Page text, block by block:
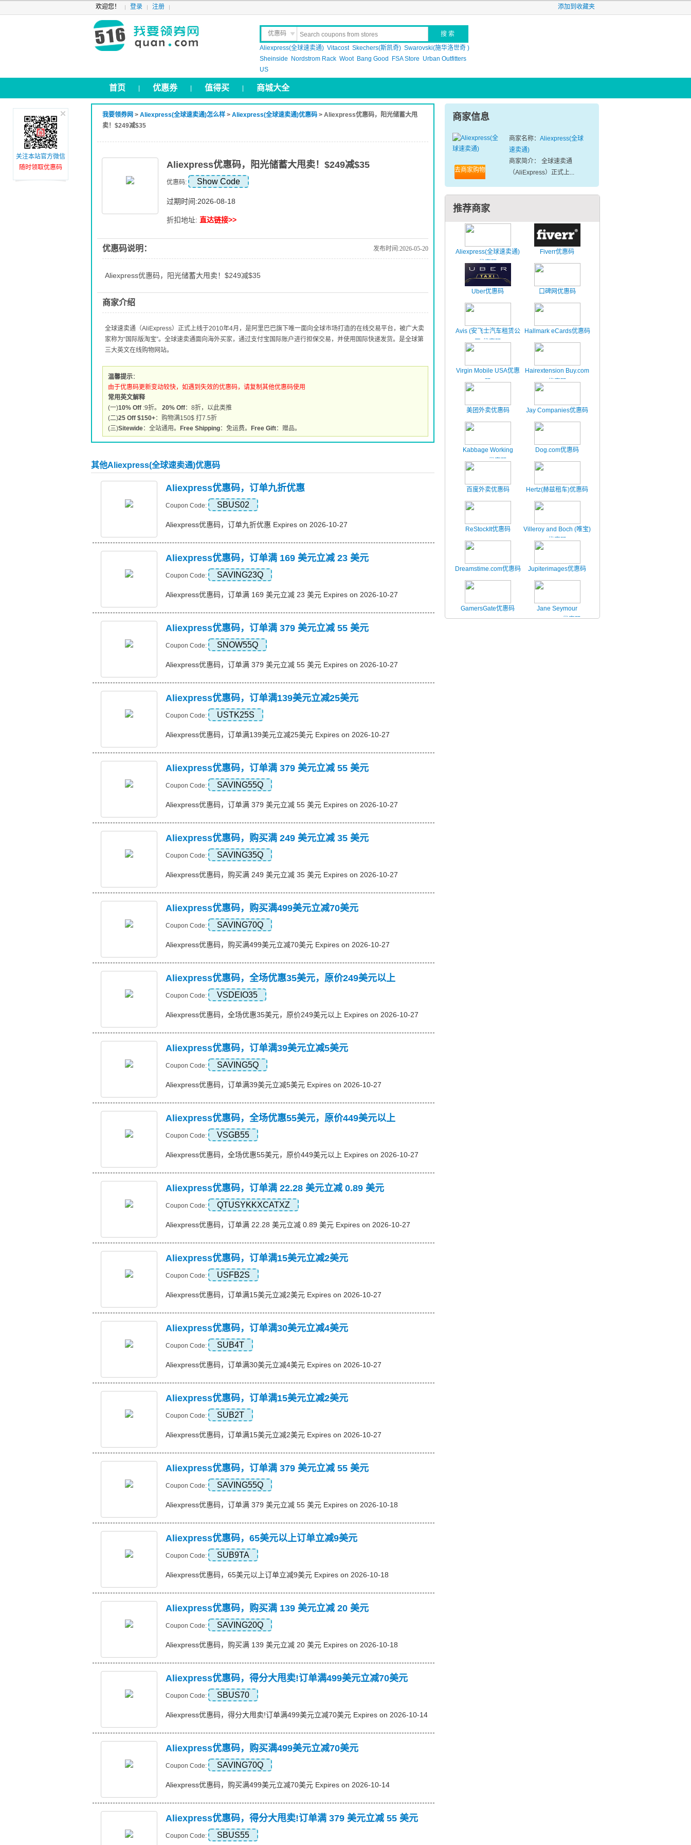
欢迎您！ 登录 注册 添加到收藏夹
优惠码
晒 单
Aliexpress(全球速卖通) Vitacost Skechers(斯凯奇) Swarovski(施华洛世奇 )
Sheinside
Nordstrom Rack Woot Bang Good FSA Store Urban Outfitters
US
首页 优惠券 值得买 商城大全
我要领券网 > Aliexpress(全球速卖通)怎么样 > Aliexpress(全球速卖通)优惠码 > Aliexpress优惠码，阳光储蓄大甩
卖！$249减$35
Aliexpress优惠码，阳光储蓄大甩卖！$249减$35
优惠码: Show Code
过期时间:2026-08-18
折扣地址: 直达链接>>
优惠码说明： 发布时间:2026-05-20
Aliexpress优惠码，阳光储蓄大甩卖！$249减$35
商家介绍
全球速卖通（AliExpress）正式上线于2010年4月，是阿里巴巴旗下唯一面向全球市场打造的在线交易平台，被广大卖
家称为“国际版淘宝”。全球速卖通面向海外买家，通过支付宝国际账户进行担保交易，并使用国际快递发货。是全球第
三大英文在线购物网站。
温馨提示：
由于优惠码更新变动较快，如遇到失效的优惠码，请复制其他优惠码使用
常用英文解释
(一)10% Off :9折。 20% Off：8折，以此类推
(二)25 Off $150+：购物满150$ 打7.5折
(三)Sitewide：全站通用。 Free Shipping：免运费。 Free Gift：赠品。
其他Aliexpress(全球速卖通)优惠码
Aliexpress优惠码，订单九折优惠
Coupon Code: SBUS02
Aliexpress优惠码，订单九折优惠 Expires on 2026-10-27
Aliexpress优惠码，订单满 169 美元立减 23 美元
Coupon Code: SAVING23Q
Aliexpress优惠码，订单满 169 美元立减 23 美元 Expires on 2026-10-27
Aliexpress优惠码，订单满 379 美元立减 55 美元
Coupon Code: SNOW55Q
Aliexpress优惠码，订单满 379 美元立减 55 美元 Expires on 2026-10-27
Aliexpress优惠码，订单满139美元立减25美元
Coupon Code: USTK25S
Aliexpress优惠码，订单满139美元立减25美元 Expires on 2026-10-27
Aliexpress优惠码，订单满 379 美元立减 55 美元
Coupon Code: SAVING55Q
Aliexpress优惠码，订单满 379 美元立减 55 美元 Expires on 2026-10-27
Aliexpress优惠码，购买满 249 美元立减 35 美元
Coupon Code: SAVING35Q
Aliexpress优惠码，购买满 249 美元立减 35 美元 Expires on 2026-10-27
Aliexpress优惠码，购买满499美元立减70美元
Coupon Code: SAVING70Q
Aliexpress优惠码，购买满499美元立减70美元 Expires on 2026-10-27
Aliexpress优惠码，全场优惠35美元，原价249美元以上
Coupon Code: VSDEIO35
Aliexpress优惠码，全场优惠35美元，原价249美元以上 Expires on 2026-10-27
Aliexpress优惠码，订单满39美元立减5美元
Coupon Code: SAVING5Q
Aliexpress优惠码，订单满39美元立减5美元 Expires on 2026-10-27
Aliexpress优惠码，全场优惠55美元，原价449美元以上
Coupon Code: VSGB55
Aliexpress优惠码，全场优惠55美元，原价449美元以上 Expires on 2026-10-27
Aliexpress优惠码，订单满 22.28 美元立减 0.89 美元
Coupon Code: QTUSYKKXCATXZ
Aliexpress优惠码，订单满 22.28 美元立减 0.89 美元 Expires on 2026-10-27
Aliexpress优惠码，订单满15美元立减2美元
Coupon Code: USFB2S
Aliexpress优惠码，订单满15美元立减2美元 Expires on 2026-10-27
Aliexpress优惠码，订单满30美元立减4美元
Coupon Code: SUB4T
Aliexpress优惠码，订单满30美元立减4美元 Expires on 2026-10-27
Aliexpress优惠码，订单满15美元立减2美元
Coupon Code: SUB2T
Aliexpress优惠码，订单满15美元立减2美元 Expires on 2026-10-27
Aliexpress优惠码，订单满 379 美元立减 55 美元
Coupon Code: SAVING55Q
Aliexpress优惠码，订单满 379 美元立减 55 美元 Expires on 2026-10-18
Aliexpress优惠码，65美元以上订单立减9美元
Coupon Code: SUB9TA
Aliexpress优惠码，65美元以上订单立减9美元 Expires on 2026-10-18
Aliexpress优惠码，购买满 139 美元立减 20 美元
Coupon Code: SAVING20Q
Aliexpress优惠码，购买满 139 美元立减 20 美元 Expires on 2026-10-18
Aliexpress优惠码，得分大甩卖!订单满499美元立减70美元
Coupon Code: SBUS70
Aliexpress优惠码，得分大甩卖!订单满499美元立减70美元 Expires on 2026-10-14
Aliexpress优惠码，购买满499美元立减70美元
Coupon Code: SAVING70Q
Aliexpress优惠码，购买满499美元立减70美元 Expires on 2026-10-14
Aliexpress优惠码，得分大甩卖!订单满 379 美元立减 55 美元
Coupon Code: SBUS55
商家信息
去商家购物
商家名称： Aliexpress(全球
速卖通)
商家简介： 全球速卖通
（AliExpress）正式上...
推荐商家
Aliexpress(全球速卖通)
优惠码
Fiverr优惠码
Uber优惠码 口碑网优惠码
Avis (安飞士汽车租赁公
司)优惠码
Hallmark eCards优惠码
Virgin Mobile USA优惠
码
Hairextension Buy.com
优惠码
美团外卖优惠码 Jay Companies优惠码
Kabbage Working
Capital优惠码
Dog.com优惠码
百度外卖优惠码 Hertz(赫兹租车)优惠码
ReStockIt优惠码
Villeroy and Boch (唯宝)
优惠码
Dreamstime.com优惠码 Jupiterimages优惠码
GamersGate优惠码
Jane Seymour
Botanicals优惠码
关注本站官方微信
随时领取优惠码